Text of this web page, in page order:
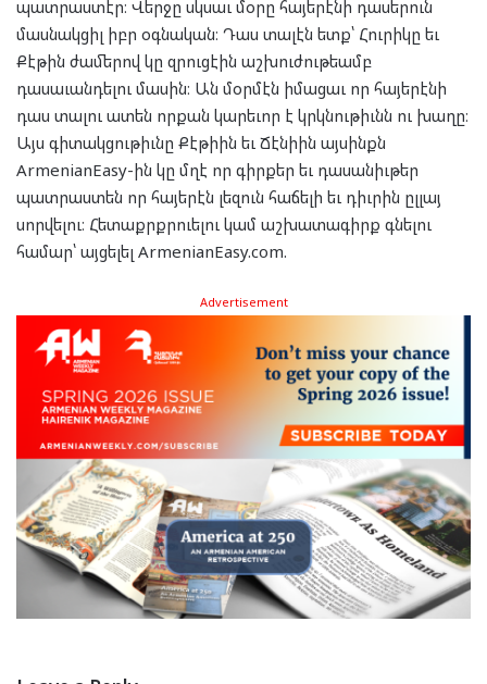
պատրաստէր։ Վերջը սկսաւ մօրը հայերէնի դասերուն
մասնակցիլ իբր օգնական։ Դաս տալէն ետք՝ Հուրիկը եւ
Քէթին ժաﬔրով կը զրուցէին աշխուժութեամբ
դասաւանդելու մասին։ Ան մօրմէն իմացաւ որ հայերէնի
դաս տալու ատեն որքան կարեւոր է կրկնութիւնն ու խաղը։
Այս գիտակցութիւնը Քէթիին եւ Ճէնիին այսինքն
ArmenianEasy-ին կը մղէ որ գիրքեր եւ դասանիւթեր
պատրաստեն որ հայերէն լեզուն հաճելի եւ դիւրին ըլլայ
սորվելու։ Հետաքրքրուելու կամ աշխատագիրք գնելու
համար՝ այցելել ArmenianEasy.com.
Advertisement